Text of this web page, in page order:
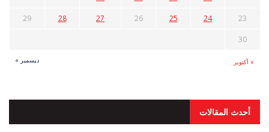
« أكتوبر ديسمبر »
23
24
25
26
27
28
29
30
أحدث المقالات